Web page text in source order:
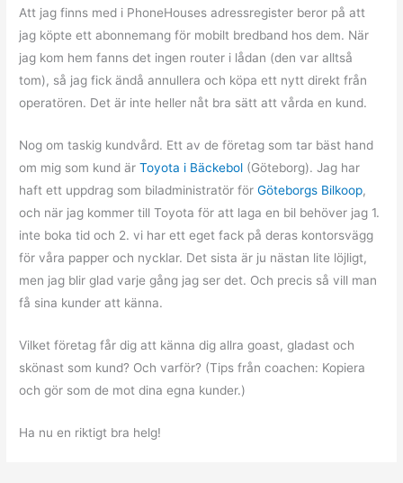
Att jag finns med i PhoneHouses adressregister beror på att
jag köpte ett abonnemang för mobilt bredband hos dem. När
jag kom hem fanns det ingen router i lådan (den var alltså
tom), så jag fick ändå annullera och köpa ett nytt direkt från
operatören. Det är inte heller nåt bra sätt att vårda en kund.
Nog om taskig kundvård. Ett av de företag som tar bäst hand
om mig som kund ärToyota i Bäckebol (Göteborg). Jag har
haft ett uppdrag som biladministratör förGöteborgs Bilkoop,
och när jag kommer till Toyota för att laga en bil behöver jag 1.
inte boka tid och 2. vi har ett eget fack på deras kontorsvägg
för våra papper och nycklar. Det sista är ju nästan lite löjligt,
men jag blir glad varje gång jag ser det. Och precis så vill man
få sina kunder att känna.
Vilket företag får dig att känna dig allra goast, gladast och
skönast som kund? Och varför? (Tips från coachen: Kopiera
och gör som de mot dina egna kunder.)
Ha nu en riktigt bra helg!